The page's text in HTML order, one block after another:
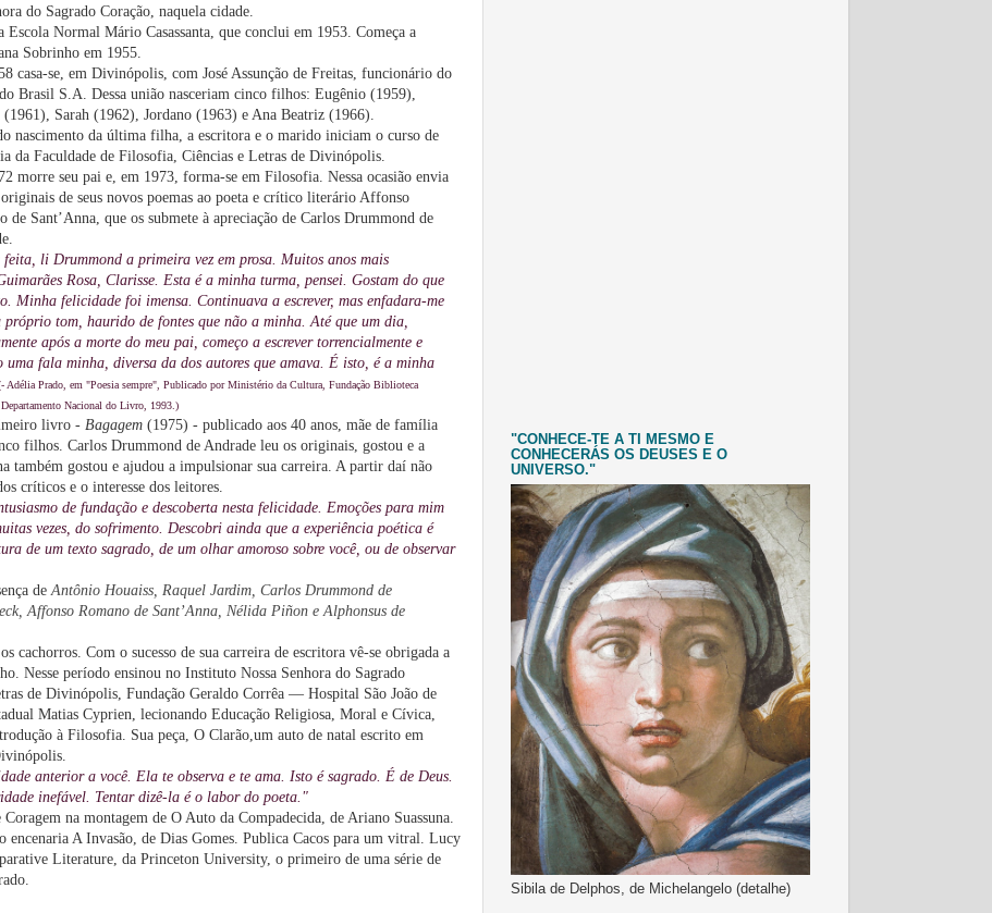
do Sagrado Coração, naquela cidade.
Escola Normal Mário Casassanta, que conclui em 1953. Começa a
Sobrinho em 1955.
casa-se, em Divinópolis, com José Assunção de Freitas, funcionário do
Brasil S.A. Dessa união nasceriam cincofilhos: Eugênio (1959),
(1961), Sarah (1962), Jordano (1963) e Ana Beatriz (1966).
nascimento da última filha, a escritora e o marido iniciam o curso de
da Faculdade de Filosofia, Ciências e Letras de Divinópolis.
morre seu pai e, em 1973, forma-se em Filosofia. Nessa ocasião envia
de seus novos poemas ao poeta e crítico literário Affonso
de Sant’Anna, que os submete à apreciação de Carlos Drummond de
feita, li Drummond a primeira vez em prosa. Muitos anos mais
Rosa, Clarisse. Esta é a minha turma, pensei. Gostam do que
Minha felicidade foi imensa. Continuava a escrever, mas enfadara-me
próprio tom, haurido de fontes que não a minha. Até que um dia,
após a morte do meu pai, começo a escrever torrencialmente e
uma fala minha, diversa da dos autores que amava. É isto, é a minha
Adélia Prado, em "Poesia sempre", Publicado por Ministério da Cultura, Fundação Biblioteca
Nacional do Livro, 1993.)
livro - Bagagem (1975) - publicado aos 40 anos, mãe de família
filhos. Carlos Drummond de Andrade leu os originais, gostou e a
também gostou e ajudou a impulsionar sua carreira. A partir daí não
críticos e o interesse dos leitores.
de fundação e descoberta nesta felicidade. Emoções para mim
vezes, do sofrimento. Descobri ainda que a experiência poética é
de um texto sagrado, de um olhar amoroso sobre você, ou de observar
de Antônio Houaiss, Raquel Jardim, Carlos Drummond de
Affonso Romano de Sant’Anna, Nélida Piñon e Alphonsus de
cachorros. Com o sucesso de sua carreira de escritora vê-se obrigada a
Nesse período ensinou no Instituto Nossa Senhora do Sagrado
de Divinópolis, Fundação Geraldo Corrêa — Hospital São João de
Matias Cyprien, lecionando Educação Religiosa, Moral e Cívica,
à Filosofia. Sua peça, O Clarão,um auto de natal escrito em
anterior a você. Ela te observa e te ama. Isto é sagrado. É de Deus.
inefável. Tentar dizê-la é o labor do poeta."
na montagem de O Auto da Compadecida, de Ariano Suassuna.
encenaria A Invasão, de Dias Gomes. Publica Cacos para um vitral. Lucy
Literature, da Princeton University, o primeiro de uma série de
"CONHECE-TE A TI MESMO E
CONHECERÁS OS DEUSES E O
UNIVERSO."
Sibila de Delphos, de Michelangelo (detalhe)